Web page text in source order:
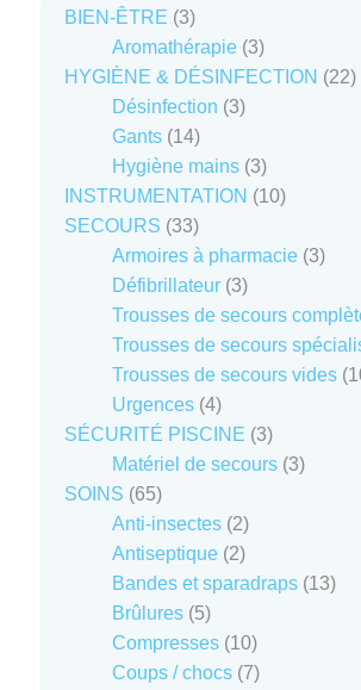
BIEN-ÊTRE 33
produits
Aromathérapie 33
produits
HYGIÈNE & DÉSINFECTION 2222
Désinfection 33
Gants 1414
produits
Hygiène mains 33
produits
INSTRUMENTATION 1010
SECOURS 3333
produits
Armoires à pharmacie 33
Défibrillateur 33
produits
Trousses de secours
Trousses de secours
Trousses de secours vides
Urgences 44
produits
SÉCURITÉ PISCINE 33
produits
Matériel de secours 33
SOINS 6565
produits
Anti-insectes 22
produits
Antiseptique 22
produits
Bandes et sparadraps 1313
Brûlures 55
produits
Compresses 1010
produits
Coups / chocs 77